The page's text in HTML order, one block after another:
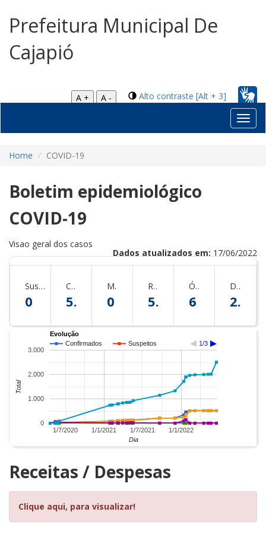
Prefeitura Municipal De
Cajapió
Alto contraste [Alt + 3]
A +
A -
Home COVID-19
Boletim epidemiológico
COVID-19
Dados atualizados em: 17/06/2022
Visao geral dos casos
Suspeitos
0
Confirmados
517
Monitorados
0
Recuperados
511
Óbitos
6
Descartados
2506
Evolução
Confirmados
Suspeitos 1/3
1/1/2021 1/1/2022
1/7/2020 1/7/2021
0
1.000
2.000
3.000
Dia
Total
Receitas / Despesas
Clique aqui, para visualizar!